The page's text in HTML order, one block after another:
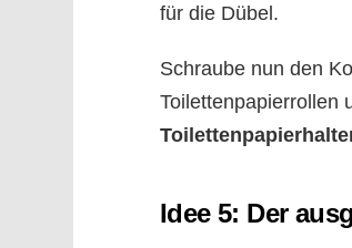
für die Dübel.
Schraube nun den
Toilettenpapierrollen
Idee 5: Der